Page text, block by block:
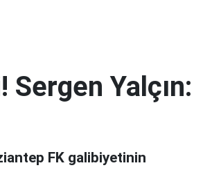
Yalçın:
FK galibiyetinin